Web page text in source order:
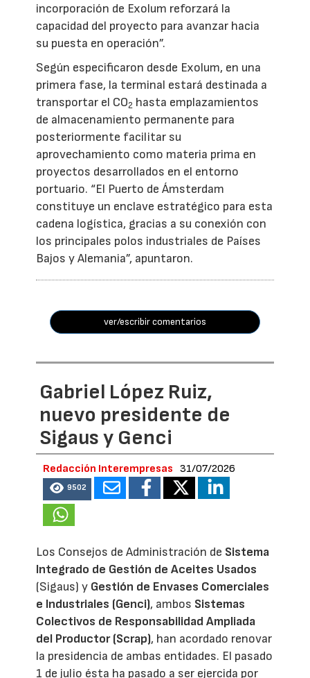
incorporación de Exolum reforzará la
capacidad del proyecto para avanzar hacia
su puesta en operación”.
Según especificaron desde Exolum, en una
primera fase, la terminal estará destinada a
transportar el CO2 hasta emplazamientos
de almacenamiento permanente para
posteriormente facilitar su
aprovechamiento como materia prima en
proyectos desarrollados en el entorno
portuario. “El Puerto de Ámsterdam
constituye un enclave estratégico para esta
cadena logística, gracias a su conexión con
los principales polos industriales de Países
Bajos y Alemania”, apuntaron.
ver/escribir comentarios
Gabriel López Ruiz,
nuevo presidente de
Sigaus y Genci
Redacción Interempresas 31/07/2026
9502
Los Consejos de Administración de Sistema
Integrado de Gestión de Aceites Usados
(Sigaus) y Gestión de Envases Comerciales
e Industriales (Genci), ambos Sistemas
Colectivos de Responsabilidad Ampliada
del Productor (Scrap), han acordado renovar
la presidencia de ambas entidades. El pasado
1 de julio ésta ha pasado a ser ejercida por